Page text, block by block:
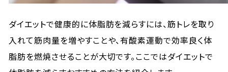
ダイエットで健康的に体脂肪を減らすには、筋トレを取り
入れて筋肉量を増やすことや、有酸素運動で効率良く体
脂肪を燃焼させることが大切です。ここではダイエットで